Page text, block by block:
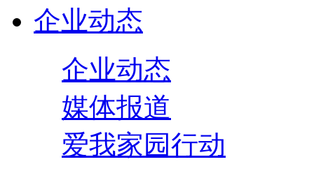
企业动态
企业动态
媒体报道
爱我家园行动